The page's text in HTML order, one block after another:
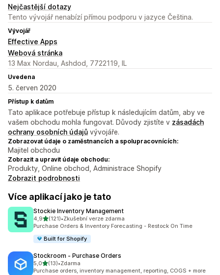
Nejčastější dotazy
Tento vývojář nenabízí přímou podporu v jazyce Čeština.
Vývojář
Effective Apps
Webová stránka
13 Max Nordau, Ashdod, 7722119, IL
Uvedena
5. červen 2020
Přístup k datům
Tato aplikace potřebuje přístup k následujícím datům, aby ve
vašem obchodu mohla fungovat. Důvody zjistíte v zásadách
ochrany osobních údajů vývojáře.
Zobrazovat údaje o zaměstnancích a spolupracovnících:
Majitel obchodu
Zobrazit a upravit údaje obchodu:
Produkty, Online obchod, Administrace Shopify
Zobrazit podrobnosti
Více aplikací jako je tato
Stockie Inventory Management
4,9z 5 hvězd
(121)
Celkový počet recenzí: 121
•Zkušební verze zdarma
Purchase Orders & Inventory Forecasting - Restock On Time
Built for Shopify
Stockroom ‑ Purchase Orders
5,0z 5 hvězd
(13)
Celkový počet recenzí: 13
•Zdarma
Purchase orders, inventory management, reporting, COGS + more